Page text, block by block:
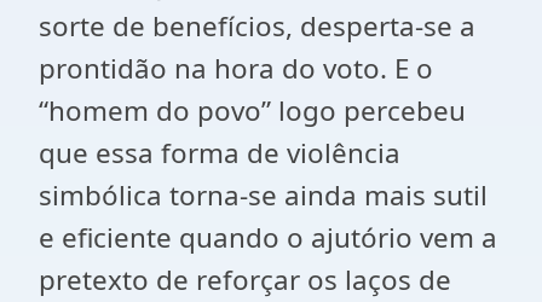
sorte de benefícios, desperta-se a
prontidão na hora do voto. E o
“homem do povo” logo percebeu
que essa forma de violência
simbólica torna-se ainda mais sutil
e eficiente quando o ajutório vem a
pretexto de reforçar os laços de